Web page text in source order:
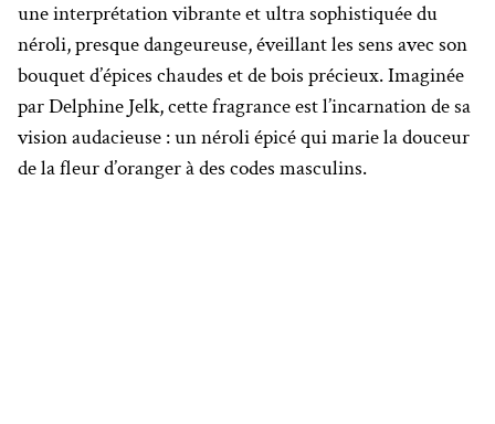
une interprétation vibrante et ultra sophistiquée du
néroli, presque dangeureuse, éveillant les sens avec son
bouquet d’épices chaudes et de bois précieux. Imaginée
par Delphine Jelk, cette fragrance est l’incarnation de sa
vision audacieuse : un néroli épicé qui marie la douceur
de la fleur d’oranger à des codes masculins.